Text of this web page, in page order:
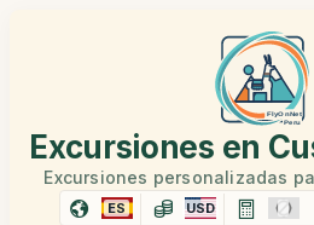
Excursiones en
Excursiones personalizadas
ES USD